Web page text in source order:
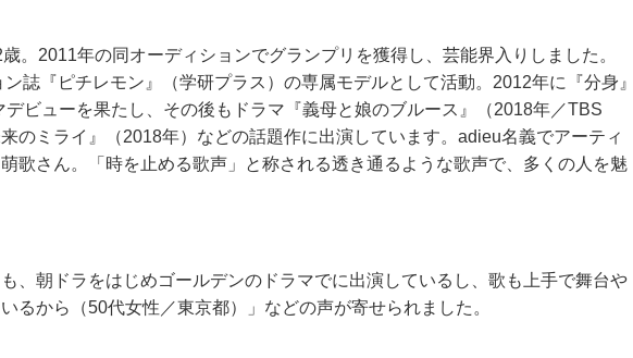
。2011年の同オーディションでグランプリを獲得し、芸能界入りしました。
誌『ピチレモン』（学研プラス）の専属モデルとして活動。2012年に『分身』
デビューを果たし、その後もドラマ『義母と娘のブルース』（2018年／TBS
のミライ』（2018年）などの話題作に出演しています。adieu名義でアーティ
歌さん。「時を止める歌声」と称される透き通るような歌声で、多くの人を魅
、朝ドラをはじめゴールデンのドラマでに出演しているし、歌も上手で舞台や
るから（50代女性／東京都）」などの声が寄せられました。